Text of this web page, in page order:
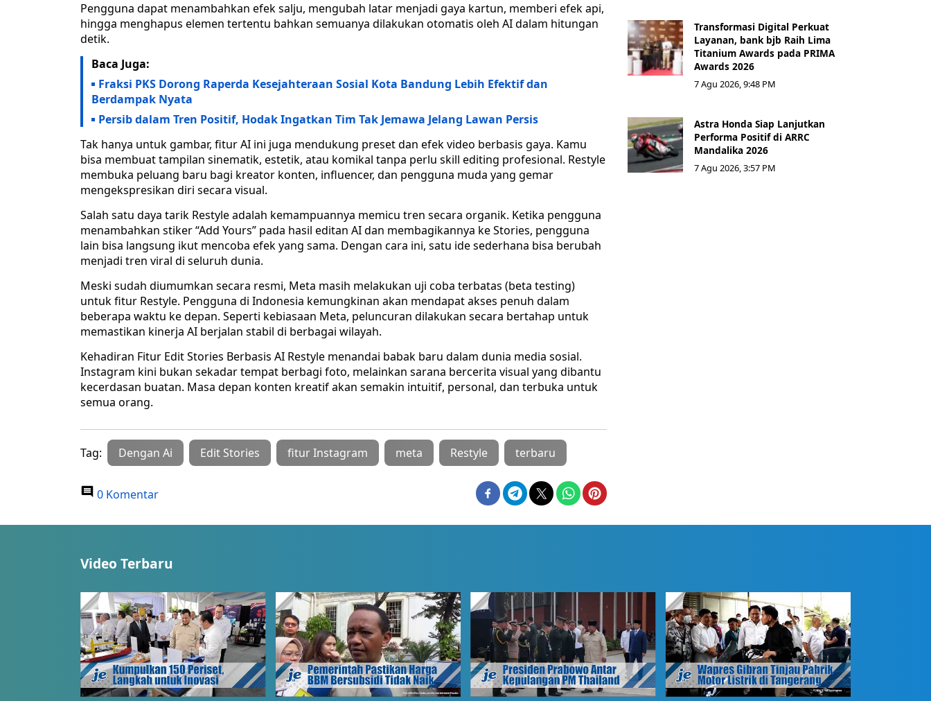
Pengguna dapat menambahkan efek salju, mengubah latar menjadi gaya kartun, memberi efek api,
hingga menghapus elemen tertentu bahkan semuanya dilakukan otomatis oleh AI dalam hitungan
detik.
Baca Juga:
Fraksi PKS Dorong Raperda Kesejahteraan Sosial Kota Bandung Lebih Efektif dan
Berdampak Nyata
Persib dalam Tren Positif, Hodak Ingatkan Tim Tak Jemawa Jelang Lawan Persis
Tak hanya untuk gambar, fitur AI ini juga mendukung preset dan efek video berbasis gaya. Kamu
bisa membuat tampilan sinematik, estetik, atau komikal tanpa perlu skill editing profesional. Restyle
membuka peluang baru bagi kreator konten, influencer, dan pengguna muda yang gemar
mengekspresikan diri secara visual.
Salah satu daya tarik Restyle adalah kemampuannya memicu tren secara organik. Ketika pengguna
menambahkan stiker “Add Yours” pada hasil editan AI dan membagikannya ke Stories, pengguna
lain bisa langsung ikut mencoba efek yang sama. Dengan cara ini, satu ide sederhana bisa berubah
menjadi tren viral di seluruh dunia.
Meski sudah diumumkan secara resmi, Meta masih melakukan uji coba terbatas (beta testing)
untuk fitur Restyle. Pengguna di Indonesia kemungkinan akan mendapat akses penuh dalam
beberapa waktu ke depan. Seperti kebiasaan Meta, peluncuran dilakukan secara bertahap untuk
memastikan kinerja AI berjalan stabil di berbagai wilayah.
Kehadiran Fitur Edit Stories Berbasis AI Restyle menandai babak baru dalam dunia media sosial.
Instagram kini bukan sekadar tempat berbagi foto, melainkan sarana bercerita visual yang dibantu
kecerdasan buatan. Masa depan konten kreatif akan semakin intuitif, personal, dan terbuka untuk
semua orang.
Tag: Dengan Ai Edit Stories fitur Instagram meta Restyle terbaru
0 Komentar
Transformasi Digital Perkuat
Layanan, bank bjb Raih Lima
Titanium Awards pada PRIMA
Awards 2026
7 Agu 2026, 9:48 PM
Astra Honda Siap Lanjutkan
Performa Positif di ARRC
Mandalika 2026
7 Agu 2026, 3:57 PM
Video Terbaru